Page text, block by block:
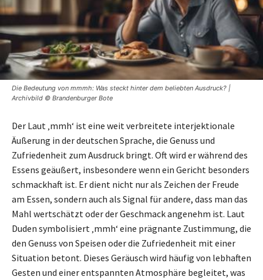
Die Bedeutung von mmmh: Was steckt hinter dem beliebten Ausdruck? |
Archivbild © Brandenburger Bote
Der Laut ‚mmh‘ ist eine weit verbreitete interjektionale
Äußerung in der deutschen Sprache, die Genuss und
Zufriedenheit zum Ausdruck bringt. Oft wird er während des
Essens geäußert, insbesondere wenn ein Gericht besonders
schmackhaft ist. Er dient nicht nur als Zeichen der Freude
am Essen, sondern auch als Signal für andere, dass man das
Mahl wertschätzt oder der Geschmack angenehm ist. Laut
Duden symbolisiert ‚mmh‘ eine prägnante Zustimmung, die
den Genuss von Speisen oder die Zufriedenheit mit einer
Situation betont. Dieses Geräusch wird häufig von lebhaften
Gesten und einer entspannten Atmosphäre begleitet, was